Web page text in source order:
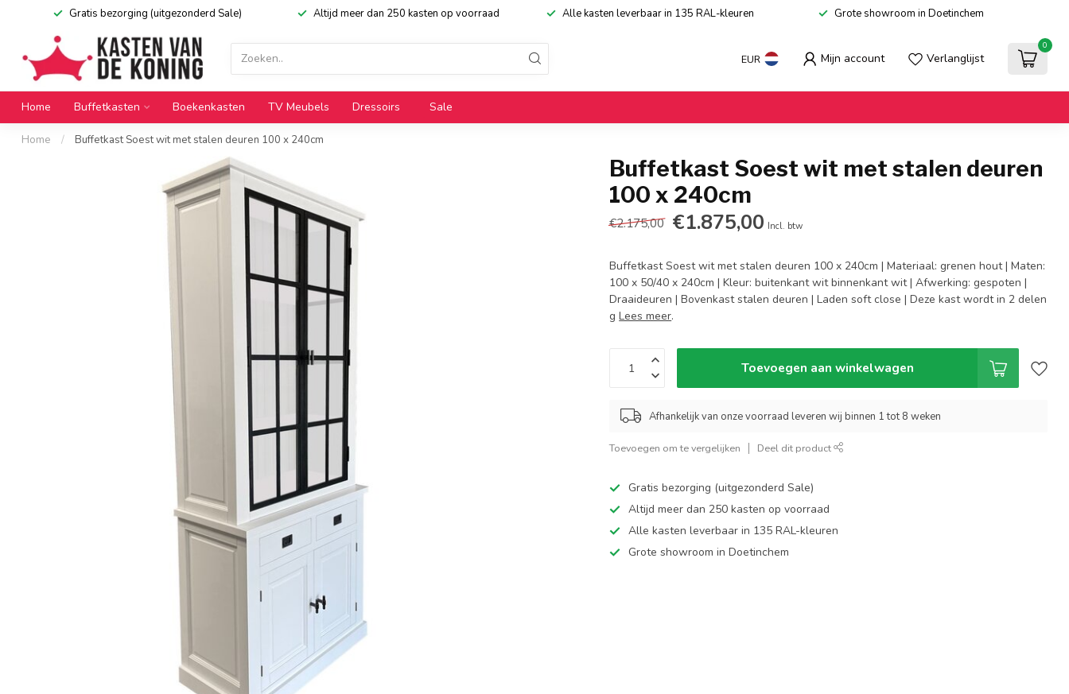
Gratis bezorging (uitgezonderd Sale) Altijd meer dan 250 kasten op voorraad Alle kasten leverbaar in 135 RAL-kleuren Grote showroom in Doetinchem
EUR Mijn account Verlanglijst
0
Home Buffetkasten Boekenkasten TV Meubels Dressoirs Sale
Home / Buffetkast Soest wit met stalen deuren 100 x 240cm
Buffetkast Soest wit met stalen deuren
100 x 240cm
€2.175,00 €1.875,00 Incl. btw
Buffetkast Soest wit met stalen deuren 100 x 240cm | Materiaal: grenen hout | Maten:
100 x 50/40 x 240cm | Kleur: buitenkant wit binnenkant wit | Afwerking: gespoten |
Draaideuren | Bovenkast stalen deuren | Laden soft close | Deze kast wordt in 2 delen
gLees meer.
Toevoegen aan winkelwagen
Afhankelijk van onze voorraad leveren wij binnen 1 tot 8 weken
Toevoegen om te vergelijken Deel dit product
Gratis bezorging (uitgezonderd Sale)
Altijd meer dan 250 kasten op voorraad
Alle kasten leverbaar in 135 RAL-kleuren
Grote showroom in Doetinchem